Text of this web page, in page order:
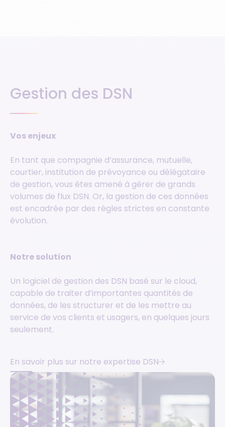
Gestion des DSN
Vos enjeux
En tant que compagnie d’assurance, mutuelle,
courtier, institution de prévoyance ou délégataire
de gestion, vous êtes amené à gérer de grands
volumes de flux DSN. Or, la gestion de ces données
est encadrée par des règles strictes en constante
évolution.
Notre solution
Un logiciel de gestion des DSN basé sur le cloud,
capable de traiter d’importantes quantités de
données, de les structurer et de les mettre au
service de vos clients et usagers, en quelques jours
seulement.
En savoir plus sur notre expertise DSN